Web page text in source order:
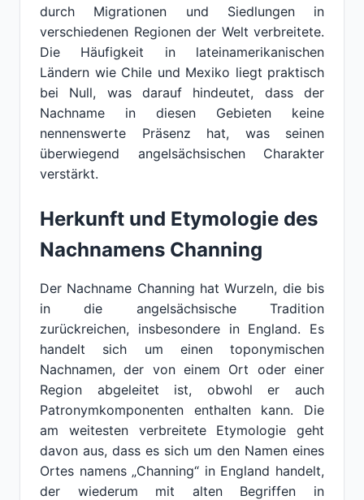
durch Migrationen und Siedlungen in
verschiedenen Regionen der Welt verbreitete.
Die Häufigkeit in lateinamerikanischen
Ländern wie Chile und Mexiko liegt praktisch
bei Null, was darauf hindeutet, dass der
Nachname in diesen Gebieten keine
nennenswerte Präsenz hat, was seinen
überwiegend angelsächsischen Charakter
verstärkt.
Herkunft und Etymologie des
Nachnamens Channing
Der Nachname Channing hat Wurzeln, die bis
in die angelsächsische Tradition
zurückreichen, insbesondere in England. Es
handelt sich um einen toponymischen
Nachnamen, der von einem Ort oder einer
Region abgeleitet ist, obwohl er auch
Patronymkomponenten enthalten kann. Die
am weitesten verbreitete Etymologie geht
davon aus, dass es sich um den Namen eines
Ortes namens „Channing“ in England handelt,
der wiederum mit alten Begriffen in